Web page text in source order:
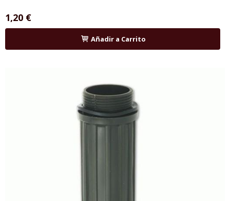
1,20 €
Añadir a Carrito